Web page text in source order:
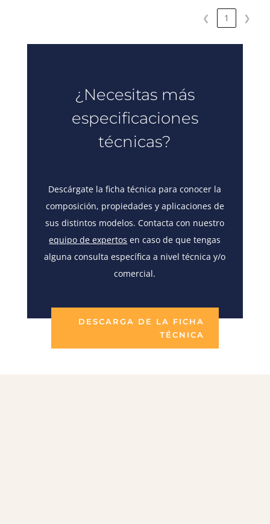
❮ 1 ❯
¿Necesitas más
especificaciones
técnicas?
Descárgate la ficha técnica para conocer la
composición, propiedades y aplicaciones de
sus distintos modelos. Contacta con nuestro
equipo de expertos en caso de que tengas
alguna consulta específica a nivel técnica y/o
comercial.
DESCARGA DE LA FICHA
TÉCNICA